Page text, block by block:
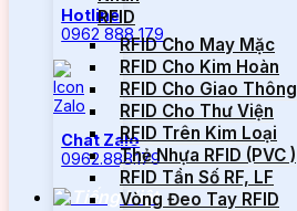
Hotline
0962 888 179
Chat Zalo
0962.888.179
RFID
RFID Cho May Mặc
RFID Cho Kim Hoàn
RFID Cho Giao Thông
RFID Cho Thư Viện
RFID Trên Kim Loại
Thẻ Nhựa RFID (PVC )
RFID Tần Số RF, LF
Vòng Đeo Tay RFID